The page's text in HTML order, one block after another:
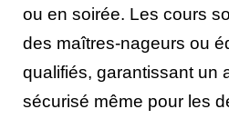
ou en soirée. Les cours
des maîtres-nageurs ou
qualifiés, garantissant un
sécurisé même pour les